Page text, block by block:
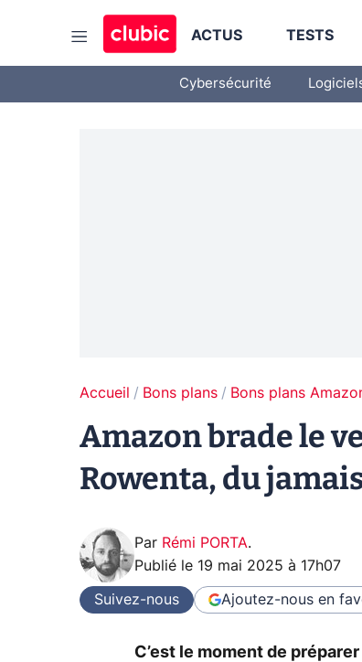
ACTUS TESTS
Cybersécurité
Accueil Bons plans Bons plans
Amazon brade le
Rowenta, du
Par Rémi PORTA.
Publié le 19 mai 2025 à 17h07
Suivez-nous Ajoutez-nous en
C’est le moment de